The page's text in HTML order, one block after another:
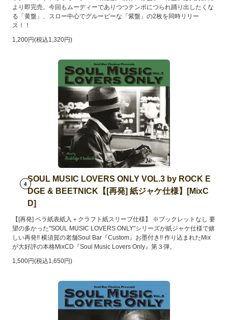
より即完売。今回もムーディーでありつつテンポにつられ踊り出したくな
る「黄盤」、スロー中心でグルービーな「紫盤」の2枚を同時リリー
ス！！
1,200円(税込1,320円)
4
SOUL MUSIC LOVERS ONLY VOL.3 by ROCK E
DGE & BEETNICK【[再発] 紙ジャケ仕様】[MixC
D]
【[再発] ペラ紙表紙入＋クラフト紙スリーブ仕様】 ※ブックレットなし 要
望の多かった"SOUL MUSIC LOVERS ONLY"シリーズが紙ジャケ仕様で嬉
しい再発!! 横須賀の老舗Soul Bar『Custom』お墨付き!! 作り込まれたMix
が大好評の本格MixCD『Soul Music Lovers Only』第３弾。
1,500円(税込1,650円)